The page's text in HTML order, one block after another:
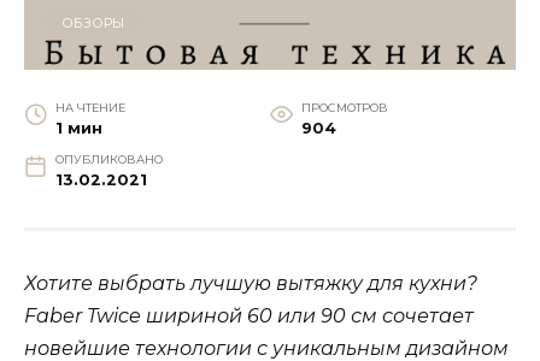
ОБЗОРЫ
НА ЧТЕНИЕ
1 мин
ПРОСМОТРОВ
904
ОПУБЛИКОВАНО
13.02.2021
Хотите выбрать лучшую вытяжку для кухни?
Faber Twice шириной 60 или 90 см сочетает
новейшие технологии с уникальным дизайном